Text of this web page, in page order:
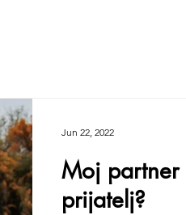
Moj partner
prijatelj?
Jun 22, 2022